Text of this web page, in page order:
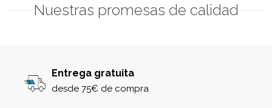
Nuestras promesas de calidad
Entrega gratuita
desde 75€ de compra